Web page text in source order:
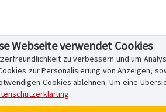
Webseite verwendet Cookies
zu verbessern und um
zur Personalisierung von Anzeigen,
Cookies ablehnen. Um eine
.